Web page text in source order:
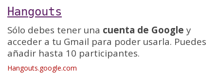
Hangouts
Sólo debes tener una cuenta de Google y
acceder a tu Gmail para poder usarla. Puedes
añadir hasta 10 participantes.
Hangouts.google.com